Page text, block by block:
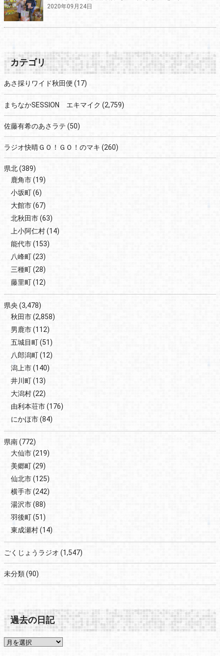
2020年09月24日
カテゴリ
あさ採りワイド秋田便 (17)
まちなかSESSION エキマイク (2,759)
佐藤有希のあさラテ (50)
ラジオ快晴ＧＯ！ＧＯ！のマキ (260)
県北(389)
鹿角市(19)
小坂町(6)
大館市(67)
北秋田市(63)
上小阿仁村(14)
能代市(153)
八峰町(23)
三種町(28)
藤里町(12)
県央 (3,478)
秋田市(2,858)
男鹿市(112)
五城目町(51)
八郎潟町(12)
潟上市(140)
井川町(13)
大潟村(22)
由利本荘市(176)
にかほ市(84)
県南(772)
大仙市(219)
美郷町(29)
仙北市(125)
横手市(242)
湯沢市(88)
羽後町(51)
東成瀬村(14)
ごくじょうラジオ (1,547)
未分類(90)
過去の日記